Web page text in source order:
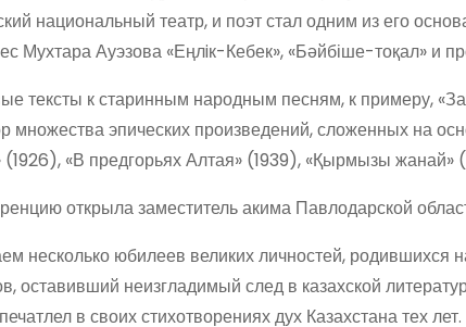
национальный театр, и поэт стал одним из его
Мухтара Ауэзова «Еңлiк-Кебек», «Бәйбіше-тоқал» и
тексты к старинным народным песням, к примеру,
множества эпических произведений, сложенных на
(1926), «В предгорьях Алтая» (1939), «Қырмызы жанай»
открыла заместитель акима Павлодарской
несколько юбилеев великих личностей, родившихся
оставивший неизгладимый след в казахской
в своих стихотворениях дух Казахстана тех